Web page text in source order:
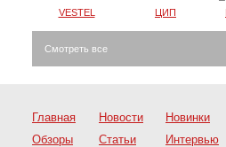
VESTEL ЦИП
Смотреть все
Главная Новости
Новинки
Обзоры
Статьи
Интервью